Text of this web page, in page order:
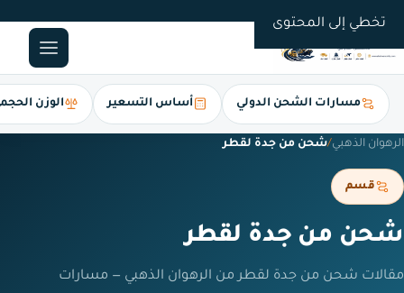
تخطي إلى المحتوى
مسارات الشحن الدولي أساس التسعير الوزن
الرهوان الذهبي/شحن من جدة لقطر
قسم
شحن من جدة لقطر
مقالات شحن من جدة لقطر من الرهوان الذهبي — مسارات